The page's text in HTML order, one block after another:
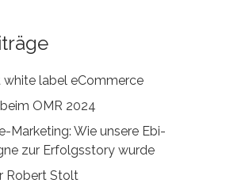
white label eCommerce
OMR 2024
Marketing: Wie unsere Ebi-
zur Erfolgsstory wurde
Robert Stolt